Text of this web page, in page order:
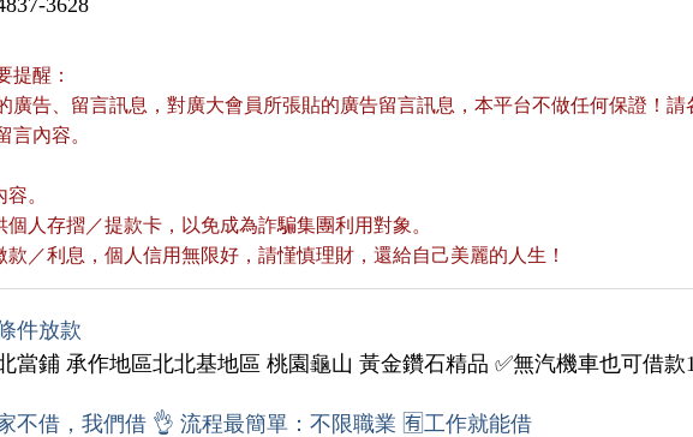
3628
提醒：
廣告、留言訊息，對廣大會員所張貼的廣告留言訊息，本平台不做任何保證！請
言內容。
。
個人存摺／提款卡，以免成為詐騙集團利用對象。
款／利息，個人信用無限好，請慬慎理財，還給自己美麗的人生！
件放款
當鋪 承作地區北北基地區 桃園龜山 黃金鑽石精品 ✅無汽機車也可借款
不借，我們借 👌 流程最簡單：不限職業 🈶工作就能借